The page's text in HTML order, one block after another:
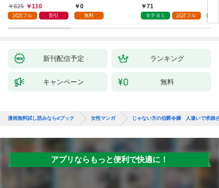
巻825 110
試読フル 割引
0
無料
71
タテヨミ 試読フル
新刊配信予定 ランキング
キャンペーン 無料
漫画無料試し読みならdブック 女性マンガ じゃない方の伯爵令嬢 人違いで求婚
アプリならもっと便利で快適に！